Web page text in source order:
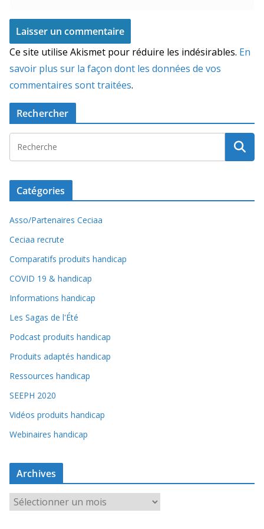
Ce site utilise Akismet pour réduire les indésirables. En
savoir plus sur la façon dont les données de vos
commentaires sont traitées.
Rechercher
Catégories
Asso/Partenaires Ceciaa
Ceciaa recrute
Comparatifs produits handicap
COVID 19 & handicap
Informations handicap
Les Sagas de l'Été
Podcast produits handicap
Produits adaptés handicap
Ressources handicap
SEEPH 2020
Vidéos produits handicap
Webinaires handicap
Archives
r